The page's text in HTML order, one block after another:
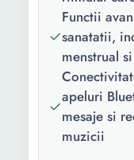
Culoare
carcasa:
Conectivitate:
Continut
pachet:
Brand
Functii
sanatatii,
menstrual
apeluri
mesaje si
muzicii